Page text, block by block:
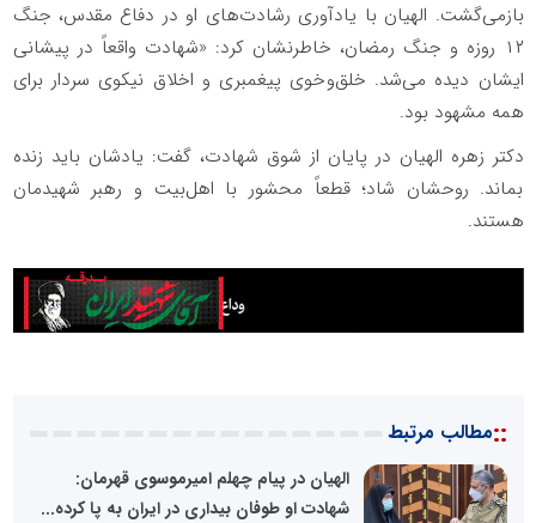
بازمی‌گشت. الهیان با یادآوری رشادت‌های او در دفاع مقدس، جنگ
۱۲ روزه و جنگ رمضان، خاطرنشان کرد: «شهادت واقعاً در پیشانی
ایشان دیده می‌شد. خلق‌وخوی پیغمبری و اخلاق نیکوی سردار برای
همه مشهود بود.
دکتر زهره الهیان در پایان از شوق شهادت، گفت: یادشان باید زنده
بماند. روحشان شاد؛ قطعاً محشور با اهل‌بیت و رهبر شهیدمان
هستند.
::مطالب مرتبط
الهیان در پیام چهلم امیرموسوی قهرمان:
شهادت او طوفان بیداری در ایران به پا کرده...